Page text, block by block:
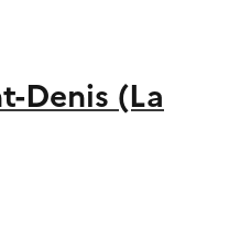
Denis (La